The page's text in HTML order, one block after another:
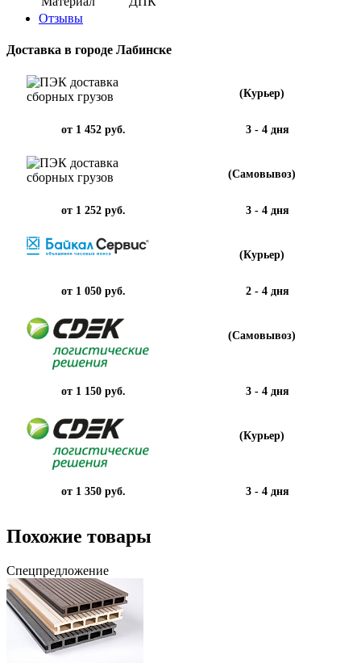
Отзывы
Доставка в городе Лабинске
(Курьер)
от 1 452 руб. 3 - 4 дня
(Самовывоз)
от 1 252 руб. 3 - 4 дня
(Курьер)
от 1 050 руб. 2 - 4 дня
(Самовывоз)
от 1 150 руб. 3 - 4 дня
(Курьер)
от 1 350 руб. 3 - 4 дня
Похожие товары
Спецпредложение